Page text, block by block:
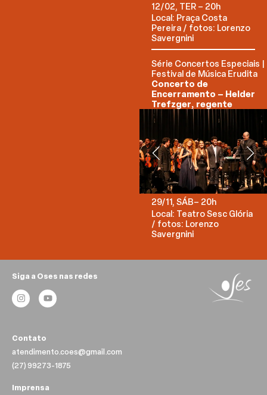
12/02, TER – 20h
Local: Praça Costa
Pereira / fotos: Lorenzo
Savergnini
Série Concertos Especiais |
Festival de Música Erudita
Concerto de
Encerramento – Helder
Trefzger, regente
29/11, SÁB– 20h
Local: Teatro Sesc Glória
/ fotos: Lorenzo
Savergnini
Siga a Oses nas redes
Contato
atendimento.coes@gmail.com
(27) 99273-1875
Imprensa